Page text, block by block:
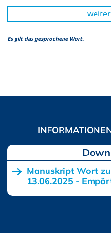
Es gilt das gesprochene Wort.
Manuskript Wort
13.06.2025 -